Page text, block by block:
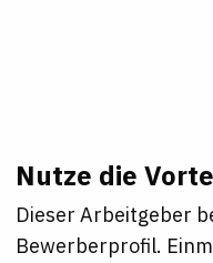
Nutze die
Dieser Arbeitgeber
Bewerberprofil.